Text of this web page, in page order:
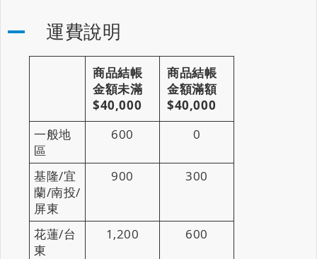
運費說明
商品結帳
金額未滿
$40,000
商品結帳
金額滿額
$40,000
一般地
區
600 0
基隆/宜
蘭/南投/
屏東
900 300
花蓮/台
東
1,200 600